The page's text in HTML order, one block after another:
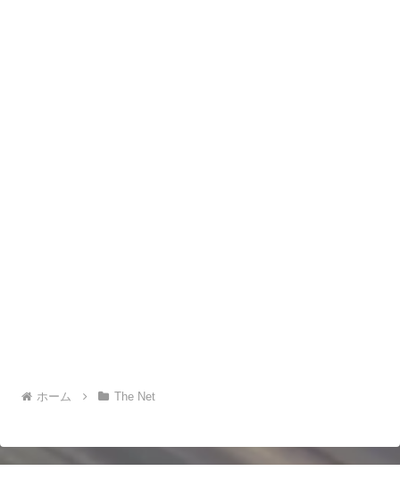
ホーム The Net